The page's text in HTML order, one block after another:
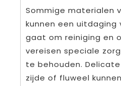
Sommige materialen
kunnen een uitdaging
gaat om reiniging en
vereisen speciale
te behouden.
zijde of fluweel